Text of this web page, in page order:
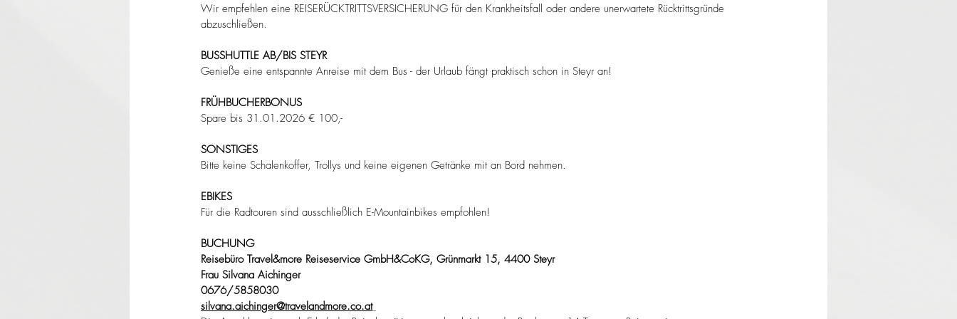
Wir empfehlen eine REISERÜCKTRITTSVERSICHERUNG für den Krankheitsfall oder andere unerwartete Rücktrittsgründe
abzuschließen.
BUSSHUTTLE AB/BIS STEYR
Genieße eine entspannte Anreise mit dem Bus - der Urlaub fängt praktisch schon in Steyr an!
FRÜHBUCHERBONUS
Spare bis 31.01.2026 € 100,-
SONSTIGES
Bitte keine Schalenkoffer, Trollys und keine eigenen Getränke mit an Bord nehmen.
EBIKES
Für die Radtouren sind ausschließlich E-Mountainbikes empfohlen!
BUCHUNG
Reisebüro Travel&more Reiseservice GmbH&CoKG, Grünmarkt 15, 4400 Steyr
Frau Silvana Aichinger
0676/5858030
silvana.aichinger@travelandmore.co.at